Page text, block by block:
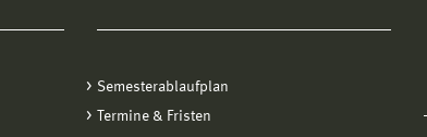
Semesterablaufplan
Termine & Fristen